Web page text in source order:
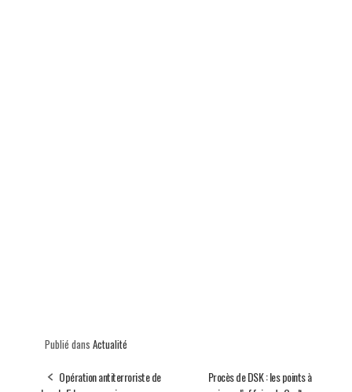
Publié dans Actualité
Opération antiterroriste de
Procès de DSK : les points à